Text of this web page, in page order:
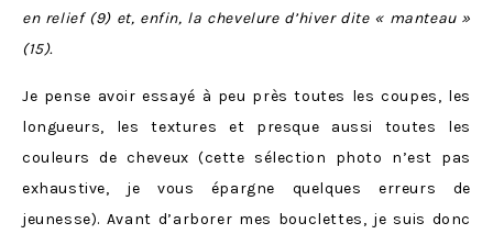
en relief (9) et, enfin, la chevelure d’hiver dite « manteau »
(15).
Je pense avoir essayé à peu près toutes les coupes, les
longueurs, les textures et presque aussi toutes les
couleurs de cheveux (cette sélection photo n’est pas
exhaustive, je vous épargne quelques erreurs de
jeunesse). Avant d’arborer mes bouclettes, je suis donc